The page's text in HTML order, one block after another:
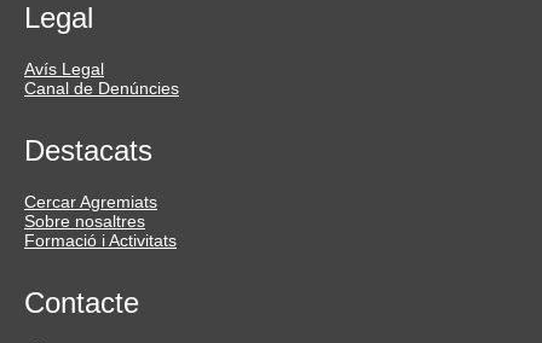
Legal
Avís Legal
Canal de Denúncies
Destacats
Cercar Agremiats
Sobre nosaltres
Formació i Activitats
Contacte